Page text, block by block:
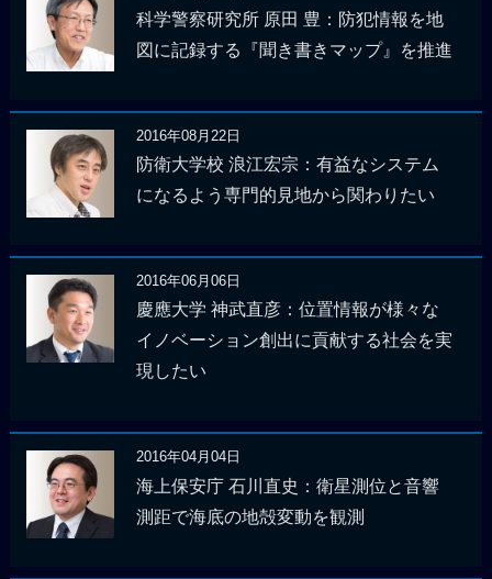
科学警察研究所 原田 豊：防犯情報を地
図に記録する『聞き書きマップ』を推進
2016年08月22日
防衛大学校 浪江宏宗：有益なシステム
になるよう専門的見地から関わりたい
2016年06月06日
慶應大学 神武直彦：位置情報が様々な
イノベーション創出に貢献する社会を実
現したい
2016年04月04日
海上保安庁 石川直史：衛星測位と音響
測距で海底の地殻変動を観測